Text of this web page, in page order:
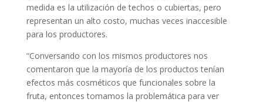
medida es la utilización de techos o cubiertas, pero
representan un alto costo, muchas veces inaccesible
para los productores.
“Conversando con los mismos productores nos
comentaron que la mayoría de los productos tenían
efectos más cosméticos que funcionales sobre la
fruta, entonces tomamos la problemática para ver